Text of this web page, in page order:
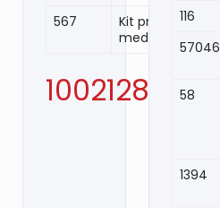
567
Kit protección
medica
1002128
116
57046
58
1394